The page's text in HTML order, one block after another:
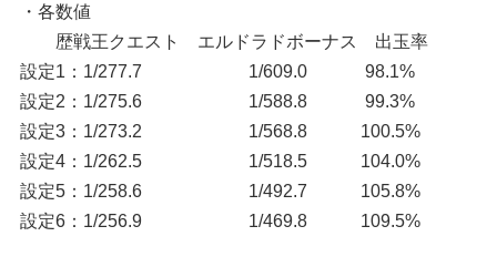
・各数値
歴戦王クエスト エルドラドボーナス 出玉率
設定1：1/277.7 1/609.0 98.1%
設定2：1/275.6 1/588.8 99.3%
設定3：1/273.2 1/568.8 100.5%
設定4：1/262.5 1/518.5 104.0%
設定5：1/258.6 1/492.7 105.8%
設定6：1/256.9 1/469.8 109.5%